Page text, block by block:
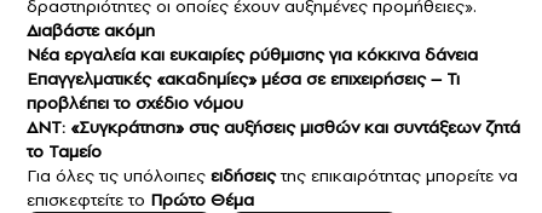
δραστηριότητες οι οποίες έχουν αυξημένες προμήθειες».
Διαβάστε ακόμη
Νέα εργαλεία και ευκαιρίες ρύθμισης για κόκκινα δάνεια
Eπαγγελματικές «ακαδημίες» μέσα σε επιχειρήσεις – Τι
προβλέπει το σχέδιο νόμου
ΔΝΤ: «Συγκράτηση» στις αυξήσεις μισθών και συντάξεων ζητά
το Ταμείο
Για όλες τις υπόλοιπες ειδήσεις της επικαιρότητας μπορείτε να
επισκεφτείτε το Πρώτο Θέμα